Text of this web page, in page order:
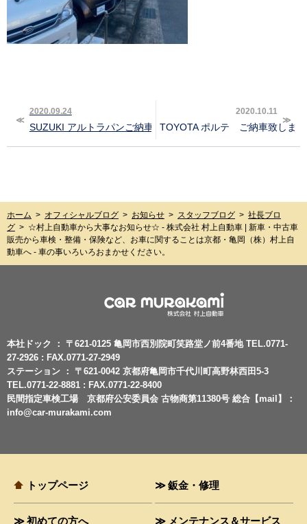
2020.09.24
SUZUKI アルトラパンご納車致しました‼︎
2020.10.11
TOYOTA ポルテ ご納車致しま
ホーム > オフィシャルブログ > お知らせ > スタッフブログ > 社長ブロ
グ > ☆村上自動車から大事なお知らせ☆ - 株式会社 村上自動車 | 新車・中古車
販売から車検・整備・保険など、お車に関することは京都・亀岡（株）村上自
動車へ - 車の事いろいろおまかせください。
本社ドック ： 〒621-0125 亀岡市西別院町笑路堂ノ前4番地 TEL.0771-
27-2926 : FAX.0771-27-2949
ステーション ： 〒621-0042 京都府亀岡市千代川町高野林西田5-3
TEL.0771-22-8881 : FAX.0771-22-8400
民間指定車検工場 京都府公安委員会 古物商第11380号 総合【mail】：
info@car-murakami.com
トップページ
初めての方へ
鈑金・修理
メンテナンス＆サービス